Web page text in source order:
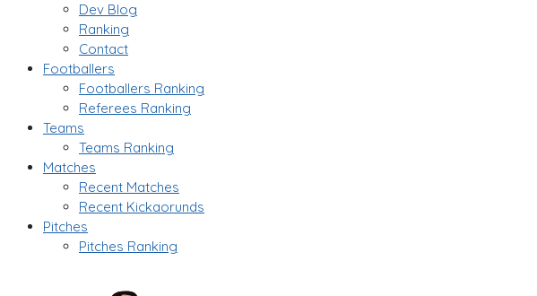
Dev Blog
Ranking
Contact
Footballers
Footballers Ranking
Referees Ranking
Teams
Teams Ranking
Matches
Recent Matches
Recent Kickaorunds
Pitches
Pitches Ranking